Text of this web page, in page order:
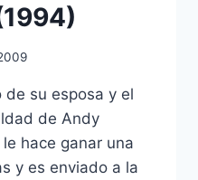
de su esposa y el
de Andy
hace ganar una
y es enviado a la